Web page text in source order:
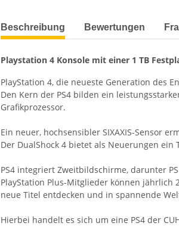
weitere Registerkarten anzeigen
Beschreibung Bewertungen
Playstation 4 Konsole mit einer 1 TB
PlayStation 4, die neueste Generation des
Den Kern der PS4 bilden ein
Grafikprozessor.
Ein neuer, hochsensibler SIXAXIS-Sensor
Der DualShock 4 bietet als Neuerungen ein
PS4 integriert Zweitbildschirme, darunter
PlayStation Plus-Mitglieder können jährlich
neue Titel entdecken und in spannende
Hierbei handelt es sich um eine PS4 der